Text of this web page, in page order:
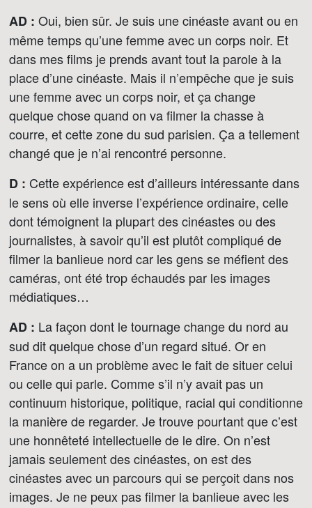
AD : Oui, bien sûr. Je suis une cinéaste avant ou en
même temps qu’une femme avec un corps noir. Et
dans mes films je prends avant tout la parole à la
place d’une cinéaste. Mais il n’empêche que je suis
une femme avec un corps noir, et ça change
quelque chose quand on va filmer la chasse à
courre, et cette zone du sud parisien. Ça a tellement
changé que je n’ai rencontré personne.
D : Cette expérience est d’ailleurs intéressante dans
le sens où elle inverse l’expérience ordinaire, celle
dont témoignent la plupart des cinéastes ou des
journalistes, à savoir qu’il est plutôt compliqué de
filmer la banlieue nord car les gens se méfient des
caméras, ont été trop échaudés par les images
médiatiques…
AD : La façon dont le tournage change du nord au
sud dit quelque chose d’un regard situé. Or en
France on a un problème avec le fait de situer celui
ou celle qui parle. Comme s’il n’y avait pas un
continuum historique, politique, racial qui conditionne
la manière de regarder. Je trouve pourtant que c’est
une honnêteté intellectuelle de le dire. On n’est
jamais seulement des cinéastes, on est des
cinéastes avec un parcours qui se perçoit dans nos
images. Je ne peux pas filmer la banlieue avec les